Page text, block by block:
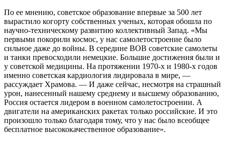
По ее мнению, советское образование впервые за 500 лет
вырастило когорту собственных ученых, которая обошла по
научно-техническому развитию коллективный Запад. «Мы
первыми покорили космос, у нас самолетостроение было
сильное даже до войны. В середине ВОВ советские самолеты
и танки превосходили немецкие. Большие достижения были и
у советской медицины. На протяжении 1970-х и 1980-х годов
именно советская кардиология лидировала в мире, —
рассуждает Храмова. — И даже сейчас, несмотря на страшный
урон, нанесенный нашему среднему и высшему образованию,
Россия остается лидером в военном самолетостроении. А
двигатели на американских ракетах только российские. И это
произошло только благодаря тому, что у нас было всеобщее
бесплатное высококачественное образование».